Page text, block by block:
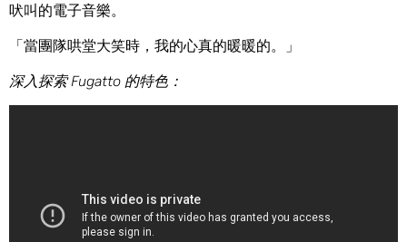
吠叫的電子音樂。
「當團隊哄堂大笑時，我的心真的暖暖的。」
深入探索 Fugatto 的特色：